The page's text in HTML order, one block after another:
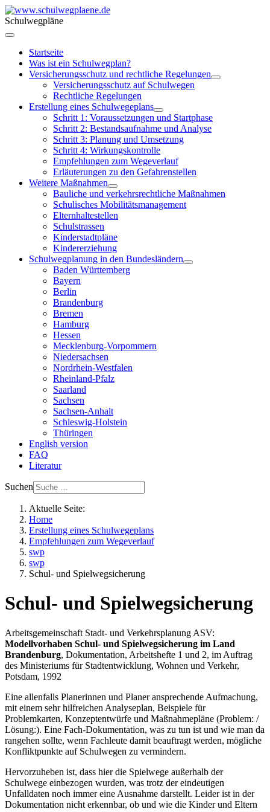
Schulwegpläne
Startseite
Was ist ein Schulwegplan?
Versicherungsschutz und rechtliche Regelungen
Versicherungsschutz auf Schulwegen
Rechtliche Regelungen
Erstellung eines Schulwegeplans
Schritt 1: Voraussetzungen und Startphase
Schritt 2: Bestandsaufnahme und Analyse
Schritt 3: Planung und Umsetzung
Schritt 4: Wirkungskontrolle
Empfehlungen zum Wegeverlauf
Erläuterungen zu den Gefahrenstellen
Weitere Maßnahmen
Bauliche und verkehrsrechtliche Maßnahmen
Schulisches Mobilitätsmanagement
Elternhaltestellen
Schulstrassen
Kinderstadtpläne
Kindererziehung
Schulwegplanung in den Bundesländern
Baden Württemberg
Bayern
Berlin
Brandenburg
Bremen
Hamburg
Hessen
Mecklenburg-Vorpommern
Niedersachsen
Nordrhein-Westfalen
Rheinland-Pfalz
Saarland
Sachsen
Sachsen-Anhalt
Schleswig-Holstein
Thüringen
English version
FAQ
Literatur
Suchen
Aktuelle Seite:
Home
Erstellung eines Schulwegeplans
Empfehlungen zum Wegeverlauf
swp
swp
Schul- und Spielwegsicherung
Schul- und Spielwegsicherung
Arbeitsgemeinschaft Stadt- und Verkehrsplanung ASV:
Modellvorhaben Schul- und Spielwegsicherung im Land
Brandenburg, Dokumentation, Arbeitshefte 1 und 2, im Auftrag
des Ministeriums für Stadtentwicklung, Wohnen und Verkehr,
Potsdam, 1992
Eine allenfalls Planerinnen und Planer ansprechende Aufmachung,
mit einem sehr hilfreichen Analyseplan, Beispiele für
Problemkarten, Konzeptentwürfe und Maßnahmepläne (Problem: /
Lösung:). Eine Fach-Dokumentation, was zu tun ist und wie man da
rangehen sollte, wenn Fachleute damit beauftragt werden, mögliche
Konfliktpunkte auf Schulwegen zu vermindern.
Hervorzuheben ist, dass hier die Spielwege außerhalb der
Schulwege einbezogen wurden, was trotz der eindeutigen
Unfalldaten noch immer eine Ausnahme darstellt. Leider ist in der
Dokumentation nicht erkennbar, ob und wie die Kinder und Eltern